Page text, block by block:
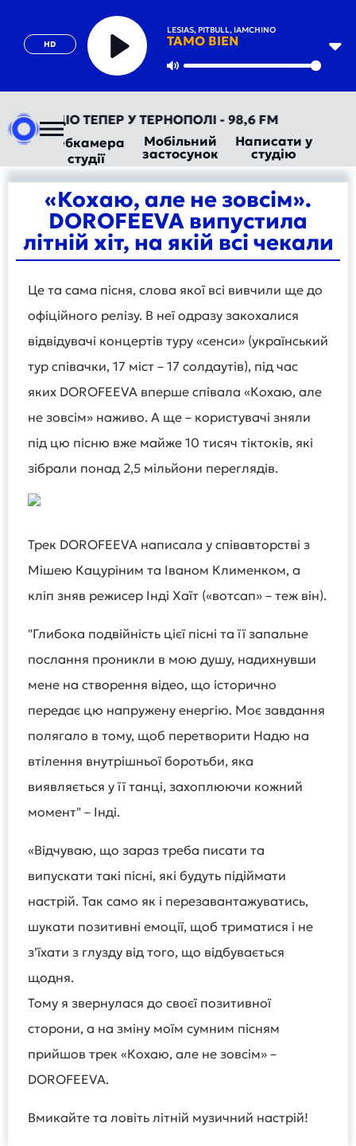
HD
ENRIQUE IGLESIAS, PITBULL, IAMCHINO
TAMO BIEN
Play
ТЕПЕР У ТЕРНОПОЛІ - 98,6 FM
Вебкамера
студії
Мобільний
застосунок
Написати у
студію
«Кохаю, але не зовсім».
DOROFEEVA випустила
літній хіт, на якій всі чекали
Це та сама пісня, слова якої всі вивчили ще до
офіційного релізу. В неї одразу закохалися
відвідувачі концертів туру «сенси» (український
тур співачки, 17 міст – 17 солдаутів), під час
яких DOROFEEVA вперше співала «Кохаю, але
не зовсім» наживо. А ще – користувачі зняли
під цю пісню вже майже 10 тисяч тіктоків, які
зібрали понад 2,5 мільйони переглядів.
Трек DOROFEEVA написала у співавторстві з
Мішею Кацуріним та Іваном Клименком, а
кліп зняв режисер Інді Хаїт («вотсап» – теж він).
"Глибока подвійність цієї пісні та її запальне
послання проникли в мою душу, надихнувши
мене на створення відео, що історично
передає цю напружену енергію. Моє завдання
полягало в тому, щоб перетворити Надю на
втілення внутрішньої боротьби, яка
виявляється у її танці, захоплюючи кожний
момент" – Інді.
«Відчуваю, що зараз треба писати та
випускати такі пісні, які будуть підіймати
настрій. Так само як і перезавантажуватись,
шукати позитивні емоції, щоб триматися і не
з’їхати з глузду від того, що відбувається
щодня.
Тому я звернулася до своєї позитивної
сторони, а на зміну моїм сумним пісням
прийшов трек «Кохаю, але не зовсім» –
DOROFEEVA.
Вмикайте та ловіть літній музичний настрій!